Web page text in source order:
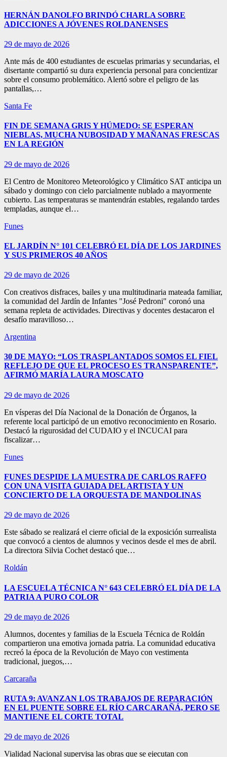
HERNÁN DANOLFO BRINDÓ CHARLA SOBRE
ADICCIONES A JÓVENES ROLDANENSES
29 de mayo de 2026
Ante más de 400 estudiantes de escuelas primarias y secundarias, el
disertante compartió su dura experiencia personal para concientizar
sobre el consumo problemático. Alertó sobre el peligro de las
pantallas,…
Santa Fe
FIN DE SEMANA GRIS Y HÚMEDO: SE ESPERAN
NIEBLAS, MUCHA NUBOSIDAD Y MAÑANAS FRESCAS
EN LA REGIÓN
29 de mayo de 2026
El Centro de Monitoreo Meteorológico y Climático SAT anticipa un
sábado y domingo con cielo parcialmente nublado a mayormente
cubierto. Las temperaturas se mantendrán estables, regalando tardes
templadas, aunque el…
Funes
EL JARDÍN N° 101 CELEBRÓ EL DÍA DE LOS JARDINES
Y SUS PRIMEROS 40 AÑOS
29 de mayo de 2026
Con creativos disfraces, bailes y una multitudinaria mateada familiar,
la comunidad del Jardín de Infantes "José Pedroni" coronó una
semana repleta de actividades. Directivas y docentes destacaron el
desafío maravilloso…
Argentina
30 DE MAYO: “LOS TRASPLANTADOS SOMOS EL FIEL
REFLEJO DE QUE EL PROCESO ES TRANSPARENTE”,
AFIRMÓ MARÍA LAURA MOSCATO
29 de mayo de 2026
En vísperas del Día Nacional de la Donación de Órganos, la
referente local participó de un emotivo reconocimiento en Rosario.
Destacó la rigurosidad del CUDAIO y el INCUCAI para
fiscalizar…
Funes
FUNES DESPIDE LA MUESTRA DE CARLOS RAFFO
CON UNA VISITA GUIADA DEL ARTISTA Y UN
CONCIERTO DE LA ORQUESTA DE MANDOLINAS
29 de mayo de 2026
Este sábado se realizará el cierre oficial de la exposición surrealista
que convocó a cientos de alumnos y vecinos desde el mes de abril.
La directora Silvia Cochet destacó que…
Roldán
LA ESCUELA TÉCNICA N° 643 CELEBRÓ EL DÍA DE LA
PATRIA A PURO COLOR
29 de mayo de 2026
Alumnos, docentes y familias de la Escuela Técnica de Roldán
compartieron una emotiva jornada patria. La comunidad educativa
recreó la época de la Revolución de Mayo con vestimenta
tradicional, juegos,…
Carcaraña
RUTA 9: AVANZAN LOS TRABAJOS DE REPARACIÓN
EN EL PUENTE SOBRE EL RÍO CARCARAÑÁ, PERO SE
MANTIENE EL CORTE TOTAL
29 de mayo de 2026
Vialidad Nacional supervisa las obras que se ejecutan con